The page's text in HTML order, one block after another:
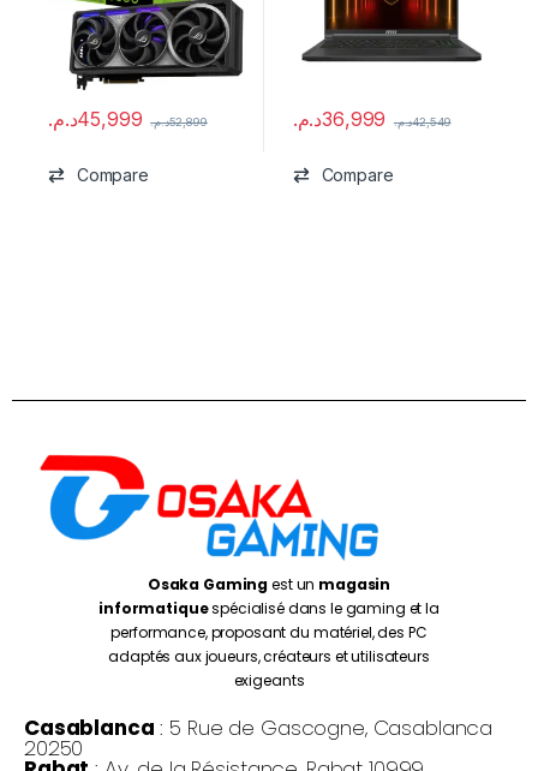
45,999د.م. 52,899د.م.
Compare
36,999د.م. 42,549د.م.
Compare
Osaka Gamingest un magasin
informatiquespécialisé dans le gaming et la
performance, proposant du matériel, des PC
adaptés aux joueurs, créateurs et utilisateurs
exigeants
Casablanca : 5 Rue de Gascogne, Casablanca
20250